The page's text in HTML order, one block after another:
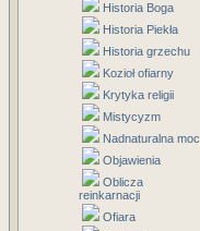
Historia Boga
Historia Piekła
Historia grzechu
Kozioł ofiarny
Krytyka religii
Mistycyzm
Nadnaturalna moc
Objawienia
Oblicza
reinkarnacji
Ofiara